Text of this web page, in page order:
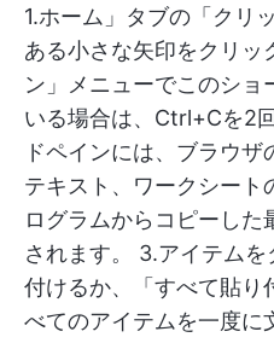
1.ホーム」タブの「クリ
ある小さな矢印をクリッ
ン」メニューでこのショ
いる場合は、Ctrl+Cを2
ドペインには、ブラウ
テキスト、ワークシート
ログラムからコピーし
されます。 3.アイテム
付けるか、「すべて貼り
べてのアイテムを一度に